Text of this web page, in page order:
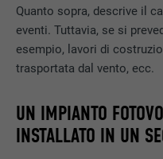
Quanto sopra, descrive il
eventi. Tuttavia, se si
esempio, lavori di
trasportata dal vento, ecc.
UN IMPIANTO
INSTALLATO IN UN